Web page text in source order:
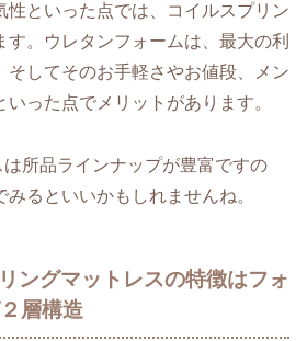
性といった点では、コイルスプリン
す。ウレタンフォームは、最大の利
そしてそのお手軽さやお値段、メン
った点でメリットがあります。
所品ラインナップが豊富ですの
るといいかもしれませんね。
ングマットレスの特徴はフォ
層構造